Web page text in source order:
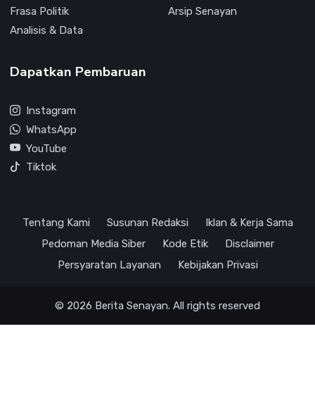
Frasa Politik
Arsip Senayan
Analisis & Data
Dapatkan Pembaruan
Instagram
WhatsApp
YouTube
Tiktok
Tentang Kami Susunan Redaksi
Iklan & Kerja Sama
Pedoman Media Siber
Kode Etik
Disclaimer
Persyaratan Layanan
Kebijakan Privasi
© 2026 Berita Senayan. All rights reserved